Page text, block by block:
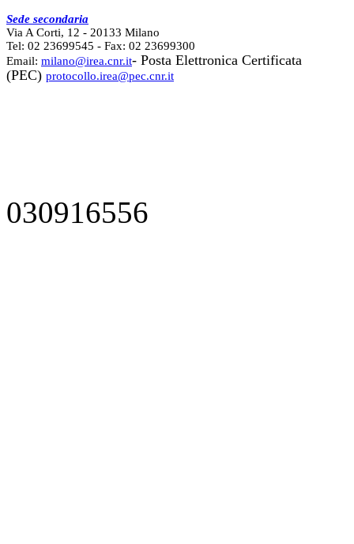
Sede secondaria
Via A Corti, 12 - 20133 Milano
Tel: 02 23699545 - Fax: 02 23699300
Email: milano@irea.cnr.it- Posta Elettronica Certificata
(PEC) protocollo.irea@pec.cnr.it
030916556